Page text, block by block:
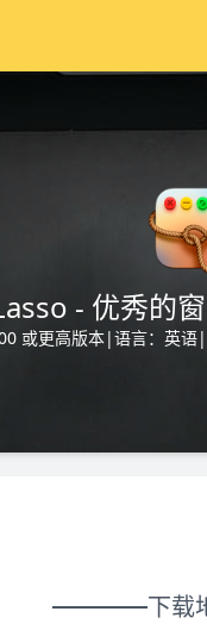
- 优秀的
或更高版本|语言：英语|
下载